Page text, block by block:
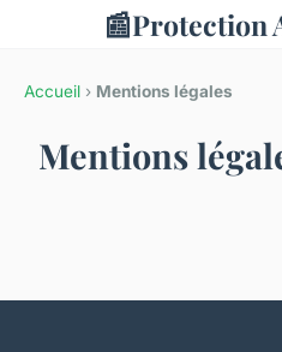
📰Protection
Accueil › Mentions légales
Mentions